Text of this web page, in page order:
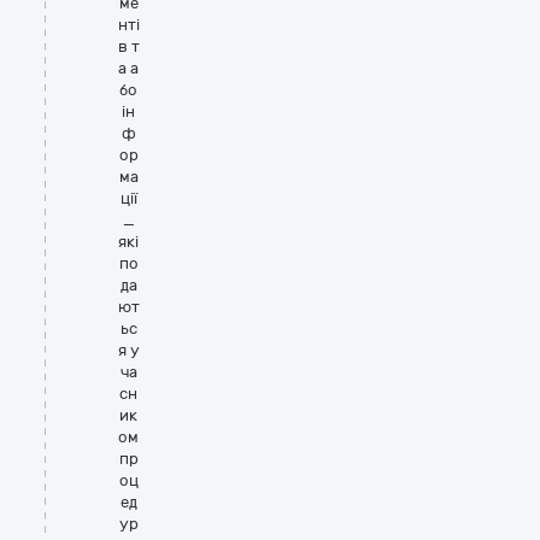
нті
в т
а а
бо
ін
ф
ор
ма
ції
_
які
по
да
ют
ьс
я у
ча
сн
ик
ом
пр
оц
ед
ур